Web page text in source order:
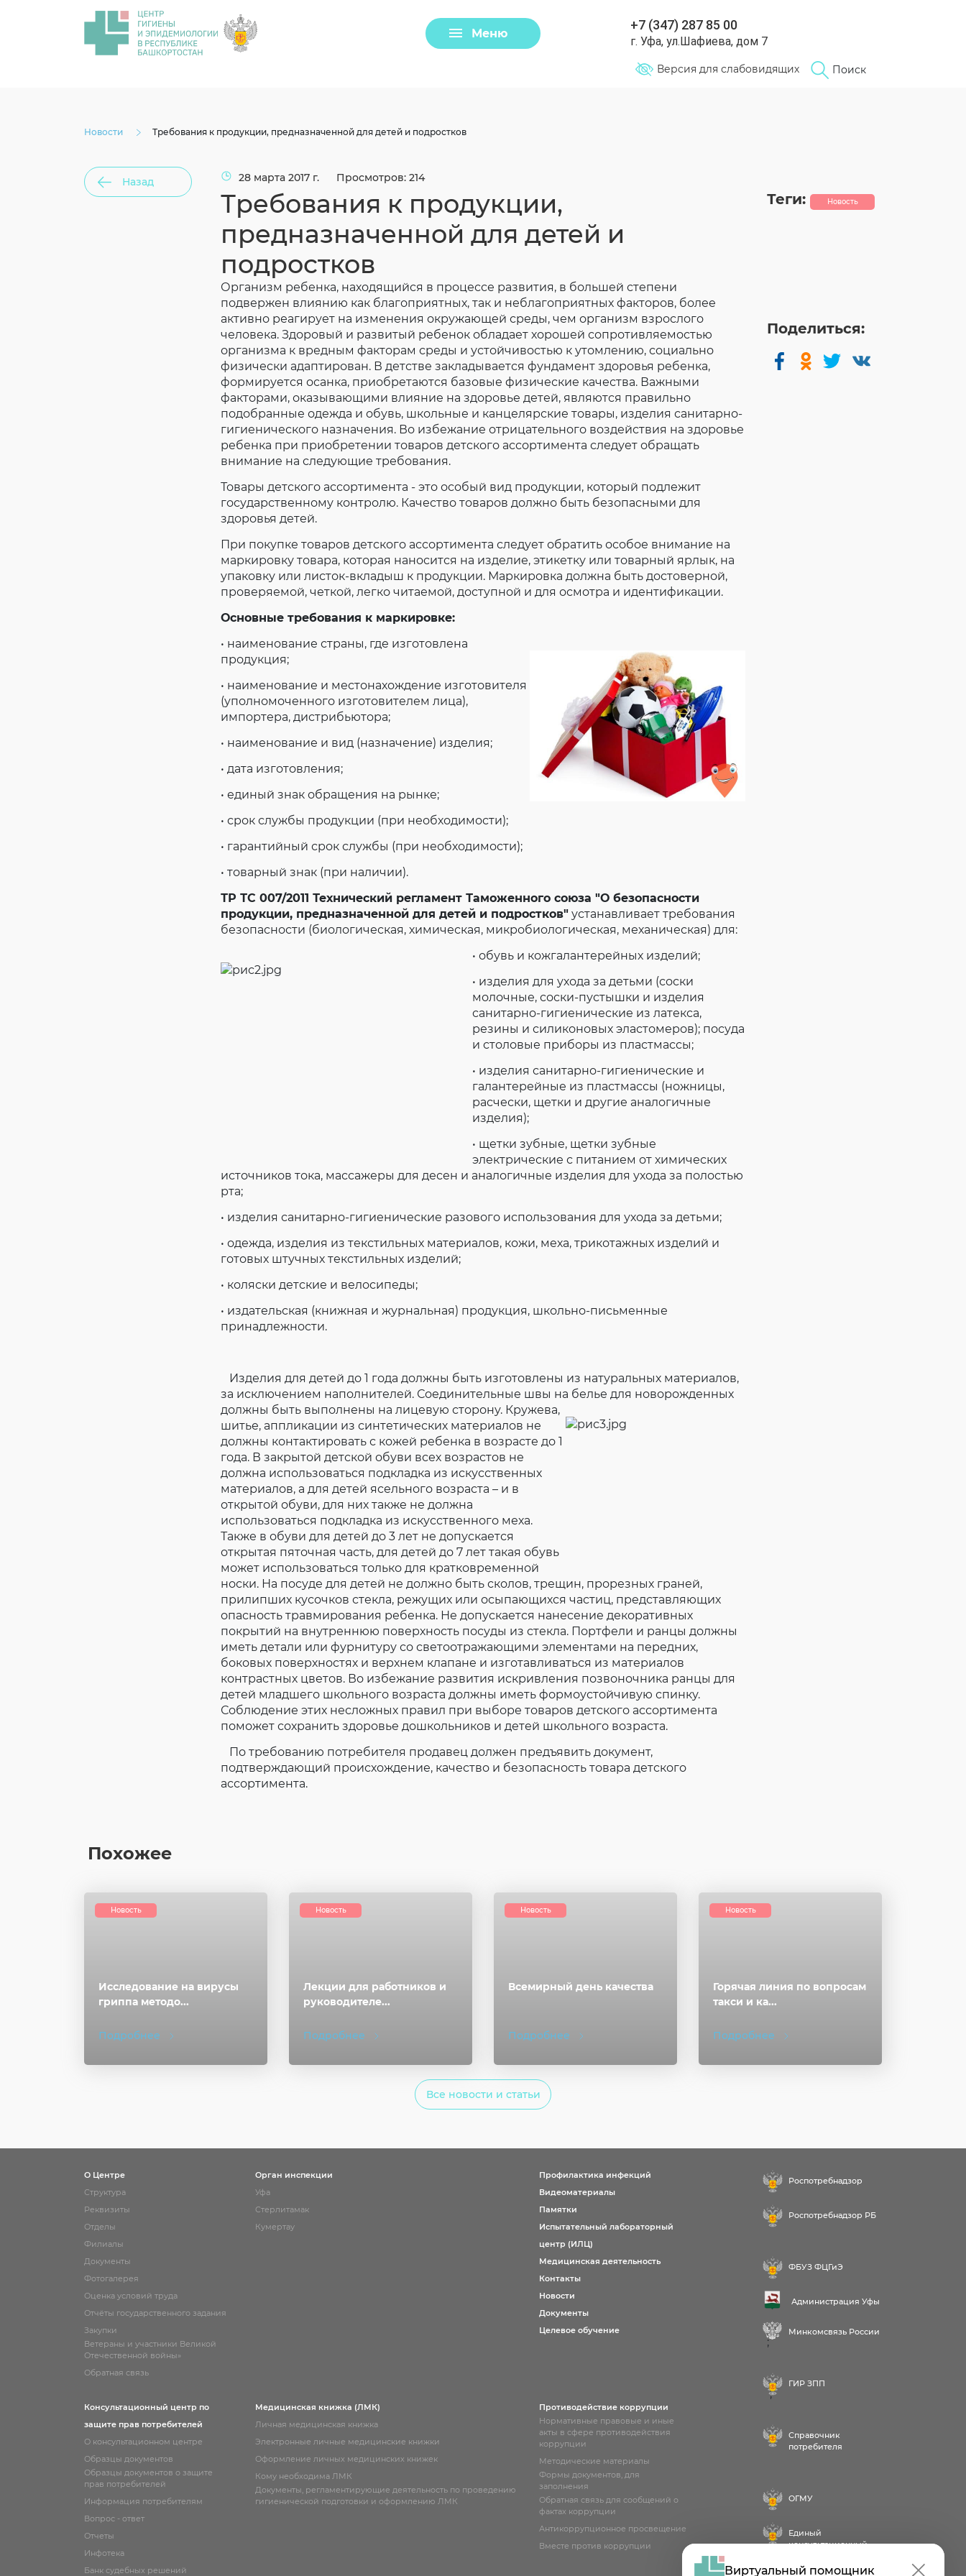
Меню
+7 (347) 287 85 00
г. Уфа, ул.Шафиева, дом 7
Поиск
Версия для слабовидящих
Виртуальный помощник
Новости Требования к продукции, предназначенной для детей и подростков
Назад 28 марта 2017 г. Просмотров: 214
Требования к продукции,
предназначенной для детей и
подростков
Организм ребенка, находящийся в процессе развития, в большей степени
подвержен влиянию как благоприятных, так и неблагоприятных факторов, более
активно реагирует на изменения окружающей среды, чем организм взрослого
человека. Здоровый и развитый ребенок обладает хорошей сопротивляемостью
организма к вредным факторам среды и устойчивостью к утомлению, социально
физически адаптирован. В детстве закладывается фундамент здоровья ребенка,
формируется осанка, приобретаются базовые физические качества. Важными
факторами, оказывающими влияние на здоровье детей, являются правильно
подобранные одежда и обувь, школьные и канцелярские товары, изделия санитарно-
гигиенического назначения. Во избежание отрицательного воздействия на здоровье
ребенка при приобретении товаров детского ассортимента следует обращать
внимание на следующие требования.
Товары детского ассортимента - это особый вид продукции, который подлежит
государственному контролю. Качество товаров должно быть безопасными для
здоровья детей.
При покупке товаров детского ассортимента следует обратить особое внимание на
маркировку товара, которая наносится на изделие, этикетку или товарный ярлык, на
упаковку или листок-вкладыш к продукции. Маркировка должна быть достоверной,
проверяемой, четкой, легко читаемой, доступной и для осмотра и идентификации.
Основные требования к маркировке:
• наименование страны, где изготовлена
продукция;
• наименование и местонахождение изготовителя
(уполномоченного изготовителем лица),
импортера, дистрибьютора;
• наименование и вид (назначение) изделия;
• дата изготовления;
• единый знак обращения на рынке;
• срок службы продукции (при необходимости);
• гарантийный срок службы (при необходимости);
• товарный знак (при наличии).
ТР ТС 007/2011 Технический регламент Таможенного союза "О безопасности
продукции, предназначенной для детей и подростков" устанавливает требования
безопасности (биологическая, химическая, микробиологическая, механическая) для:
• обувь и кожгалантерейных изделий;
• изделия для ухода за детьми (соски
молочные, соски-пустышки и изделия
санитарно-гигиенические из латекса,
резины и силиконовых эластомеров); посуда
и столовые приборы из пластмассы;
• изделия санитарно-гигиенические и
галантерейные из пластмассы (ножницы,
расчески, щетки и другие аналогичные
изделия);
• щетки зубные, щетки зубные
электрические с питанием от химических
источников тока, массажеры для десен и аналогичные изделия для ухода за полостью
рта;
• изделия санитарно-гигиенические разового использования для ухода за детьми;
• одежда, изделия из текстильных материалов, кожи, меха, трикотажных изделий и
готовых штучных текстильных изделий;
• коляски детские и велосипеды;
• издательская (книжная и журнальная) продукция, школьно-письменные
принадлежности.
Изделия для детей до 1 года должны быть изготовлены из натуральных материалов,
за исключением наполнителей. Соединительные швы на белье для новорожденных
должны быть выполнены на лицевую сторону. Кружева,
шитье, аппликации из синтетических материалов не
должны контактировать с кожей ребенка в возрасте до 1
года. В закрытой детской обуви всех возрастов не
должна использоваться подкладка из искусственных
материалов, а для детей ясельного возраста – и в
открытой обуви, для них также не должна
использоваться подкладка из искусственного меха.
Также в обуви для детей до 3 лет не допускается
открытая пяточная часть, для детей до 7 лет такая обувь
может использоваться только для кратковременной
носки. На посуде для детей не должно быть сколов, трещин, прорезных граней,
прилипших кусочков стекла, режущих или осыпающихся частиц, представляющих
опасность травмирования ребенка. Не допускается нанесение декоративных
покрытий на внутреннюю поверхность посуды из стекла. Портфели и ранцы должны
иметь детали или фурнитуру со светоотражающими элементами на передних,
боковых поверхностях и верхнем клапане и изготавливаться из материалов
контрастных цветов. Во избежание развития искривления позвоночника ранцы для
детей младшего школьного возраста должны иметь формоустойчивую спинку.
Соблюдение этих несложных правил при выборе товаров детского ассортимента
поможет сохранить здоровье дошкольников и детей школьного возраста.
По требованию потребителя продавец должен предъявить документ,
подтверждающий происхождение, качество и безопасность товара детского
ассортимента.
Теги: Новость
Поделиться:
Похожее
Исследование на вирусы
гриппа методо...
Подробнее
Новость
Лекции для работников и
руководителе...
Подробнее
Новость
Всемирный день качества
Подробнее
Новость
Горячая линия по вопросам
такси и ка...
Подробнее
Новость
Все новости и статьи
О Центре
Структура
Реквизиты
Отделы
Филиалы
Документы
Фотогалерея
Оценка условий труда
Отчёты государственного задания
Закупки
Ветераны и участники Великой
Отечественной войны»
Обратная связь
Орган инспекции
Уфа
Стерлитамак
Кумертау
Профилактика инфекций
Видеоматериалы
Памятки
Испытательный лабораторный
центр (ИЛЦ)
Медицинская деятельность
Контакты
Новости
Документы
Целевое обучение
Консультационный центр по
защите прав потребителей
О консультационном центре
Образцы документов
Образцы документов о защите
прав потребителей
Информация потребителям
Вопрос - ответ
Отчеты
Инфотека
Банк судебных решений
Медицинская книжка (ЛМК)
Личная медицинская книжка
Электронные личные медицинские книжки
Оформление личных медицинских книжек
Кому необходима ЛМК
Документы, регламентирующие деятельность по проведению
гигиенической подготовки и оформлению ЛМК
Противодействие коррупции
Нормативные правовые и иные
акты в сфере противодействия
коррупции
Методические материалы
Формы документов, для
заполнения
Обратная связь для сообщений о
фактах коррупции
Антикоррупционное просвещение
Вместе против коррупции
Роспотребнадзор
Роспотребнадзор РБ
ФБУЗ ФЦГиЭ
Администрация Уфы
Минкомсвязь России
;
ГИР ЗПП
;
Справочник
потребителя
ОГМУ
Единый
консультационный
Задать вопрос
Загрузить файл
Согласие на обработку личных данных
Введите слово с картинки*: